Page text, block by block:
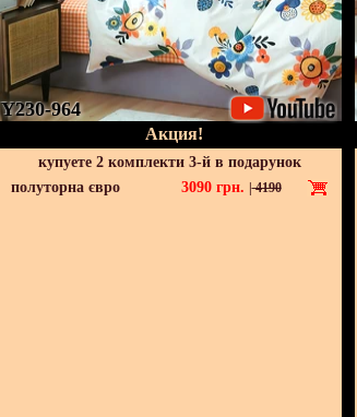
Y230-964
Акция!
купуете 2 комплекти 3-й в подарунок
полуторна євро
3090 грн. |4190